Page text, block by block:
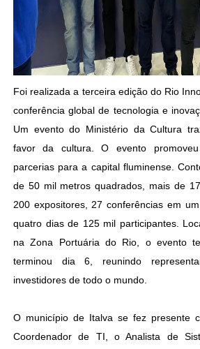
Foi realizada a terceira edição do Rio
conferência global de tecnologia e
Um evento do Ministério da Cultura
favor da cultura. O evento
parcerias para a capital fluminense.
de 50 mil metros quadrados, mais de
200 expositores, 27 conferências em
quatro dias de 125 mil participantes.
na Zona Portuária do Rio, o evento
terminou dia 6, reunindo
investidores de todo o mundo.
O município de Italva se fez presente
Coordenador de TI, o Analista de